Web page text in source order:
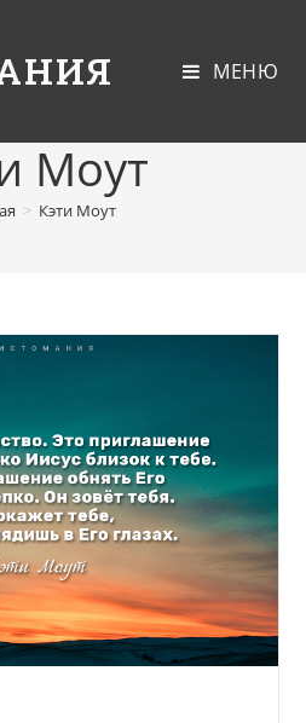
МЕНЮ
Моут
> Кэти Моут